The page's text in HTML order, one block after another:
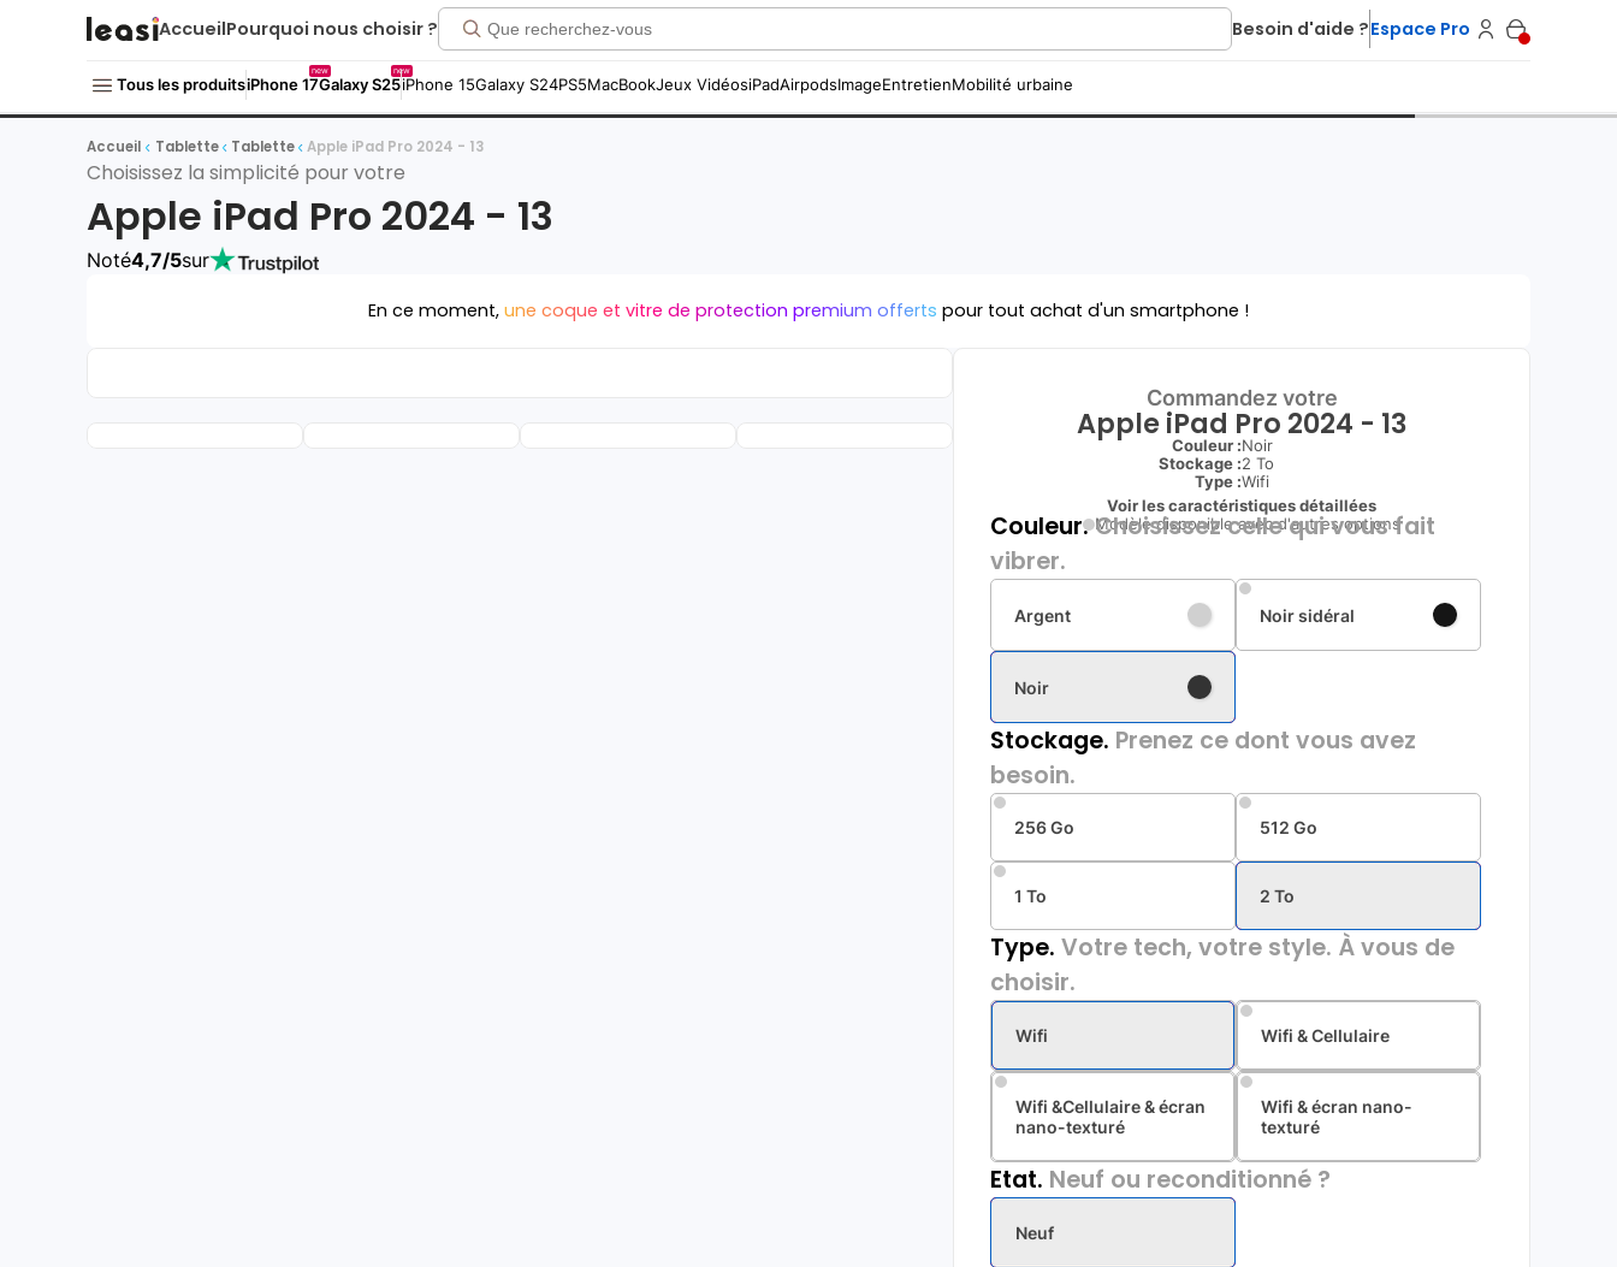
AccueilPourquoi nous choisir ? Besoin d'aide ?Espace Pro
Tous les produitsiPhone 17
new
Galaxy S25
new
iPhone 15Galaxy S24PS5MacBookJeux VidéosiPadAirpodsImageEntretienMobilité urbaine
Accueil Tablette Tablette Apple iPad Pro 2024 - 13
Choisissez la simplicité pour votre
Apple iPad Pro 2024 - 13
Noté4,7/5sur
En ce moment, une coque et vitre de protection premium offerts pour tout achat d'un smartphone !
Commandez votre
Apple iPad Pro 2024 - 13
Couleur :Noir
Stockage :2 To
Type :Wifi
Voir les caractéristiques détaillées
Modèle disponible avec d'autres options
Couleur.Choisissez celle qui vous fait
vibrer.
Argent Noir sidéral
Noir
Stockage. Prenez ce dont vous avez
besoin.
256 Go 512 Go
1 To 2 To
Type. Votre tech, votre style. À vous de
choisir.
Wifi Wifi & Cellulaire
Wifi &Cellulaire & écran
nano-texturé
Wifi & écran nano-
texturé
Etat. Neuf ou reconditionné ?
Neuf